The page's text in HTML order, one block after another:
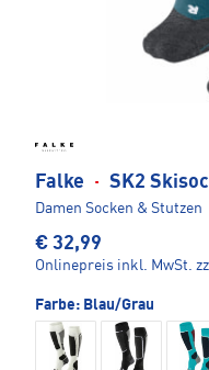
Falke · SK2
Damen Socken & Stutzen
€ 32,99
Onlinepreis inkl. MwSt.
Farbe: Blau/Grau